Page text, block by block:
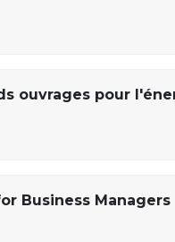
ouvrages pour
Business Managers